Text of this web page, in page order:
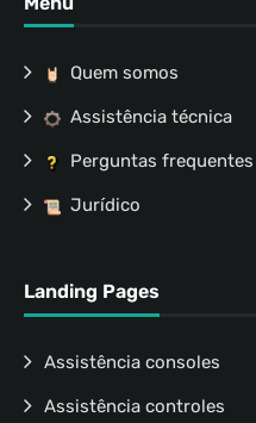
Quem somos
Assistência técnica
Perguntas frequentes
Jurídico
Landing Pages
Assistência consoles
Assistência controles